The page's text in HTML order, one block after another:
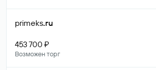
primeks.ru
453 700 ₽
Возможен торг